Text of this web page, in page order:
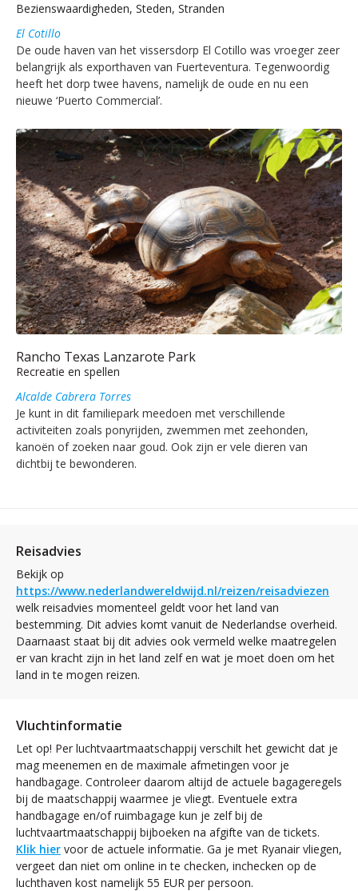
Bezienswaardigheden, Steden, Stranden
El Cotillo
De oude haven van het vissersdorp El Cotillo was vroeger zeer
belangrijk als exporthaven van Fuerteventura. Tegenwoordig
heeft het dorp twee havens, namelijk de oude en nu een
nieuwe ‘Puerto Commercial’.
Rancho Texas Lanzarote Park
Recreatie en spellen
Alcalde Cabrera Torres
Je kunt in dit familiepark meedoen met verschillende
activiteiten zoals ponyrijden, zwemmen met zeehonden,
kanoën of zoeken naar goud. Ook zijn er vele dieren van
dichtbij te bewonderen.
Reisadvies
Bekijk op
https://www.nederlandwereldwijd.nl/reizen/reisadviezen
welk reisadvies momenteel geldt voor het land van
bestemming. Dit advies komt vanuit de Nederlandse overheid.
Daarnaast staat bij dit advies ook vermeld welke maatregelen
er van kracht zijn in het land zelf en wat je moet doen om het
land in te mogen reizen.
Vluchtinformatie
Let op! Per luchtvaartmaatschappij verschilt het gewicht dat je
mag meenemen en de maximale afmetingen voor je
handbagage. Controleer daarom altijd de actuele bagageregels
bij de maatschappij waarmee je vliegt. Eventuele extra
handbagage en/of ruimbagage kun je zelf bij de
luchtvaartmaatschappij bijboeken na afgifte van de tickets.
Klik hier voor de actuele informatie. Ga je met Ryanair vliegen,
vergeet dan niet om online in te checken, inchecken op de
luchthaven kost namelijk 55 EUR per persoon.